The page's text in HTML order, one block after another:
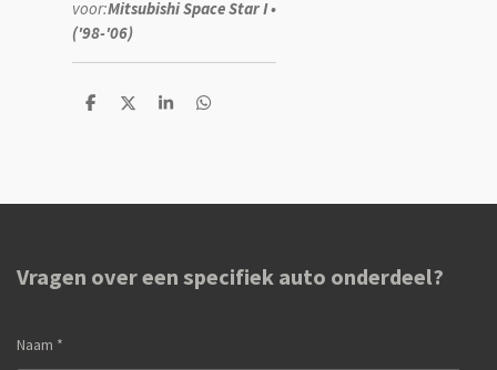
voor:Mitsubishi Space Star I •
('98-'06)
D
D
S
D
Vragen over een specifiek auto onderdeel?
Naam *